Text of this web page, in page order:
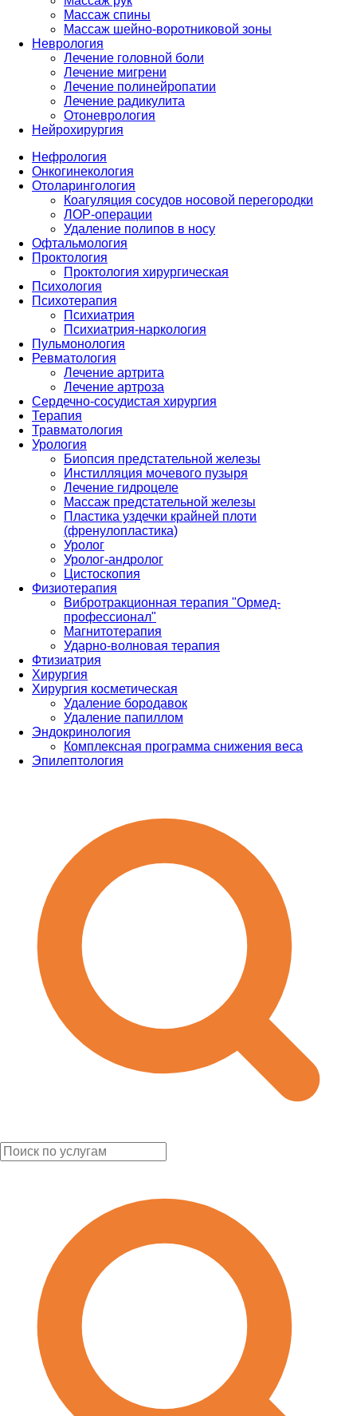
Массаж спины
Массаж шейно-воротниковой зоны
Неврология
Лечение головной боли
Лечение мигрени
Лечение полинейропатии
Лечение радикулита
Отоневрология
Нейрохирургия
Нефрология
Онкогинекология
Отоларингология
Коагуляция сосудов носовой перегородки
ЛОР-операции
Удаление полипов в носу
Офтальмология
Проктология
Проктология хирургическая
Психология
Психотерапия
Психиатрия
Психиатрия-наркология
Пульмонология
Ревматология
Лечение артрита
Лечение артроза
Сердечно-сосудистая хирургия
Терапия
Травматология
Урология
Биопсия предстательной железы
Инстилляция мочевого пузыря
Лечение гидроцеле
Массаж предстательной железы
Пластика уздечки крайней плоти
(френулопластика)
Уролог
Уролог-андролог
Цистоскопия
Физиотерапия
Вибротракционная терапия "Ормед-
профессионал"
Магнитотерапия
Ударно-волновая терапия
Фтизиатрия
Хирургия
Хирургия косметическая
Удаление бородавок
Удаление папиллом
Эндокринология
Комплексная программа снижения веса
Эпилептология